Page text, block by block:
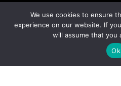
MY ACCOUNT
We use cookies to ensure
experience on our website. If
will assume that you
Ok